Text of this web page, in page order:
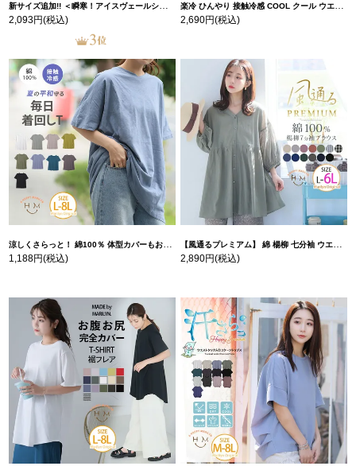
新サイズ追加!! ＜瞬寒！アイスヴェールシリーズ＞ 美脚 ジョガーパンツ 【ウェストゴム】 【ストレッチ】 | 大きいサイズの通販ならハッピーマリリン
2,093円(税込)
楽冷 ひんやり 接触冷感 COOL クール ウエストゴム 楽ちん ストレッチ 美脚 レギパン 【ストレッチ】 | 大きいサイズの通販ならハッピーマリリン
2,690円(税込)
涼しくさらっと！ 綿100％ 体型カバーもお洒落も叶える 風合いコットン ゆるシルエット ドルマン | 大きいサイズの通販ならハッピーマリリン
1,188円(税込)
【風通るプレミアム】 綿 楊柳 七分袖 ウエストギャザー ブラウス | 大きいサイズの通販ならハッピーマリリン
2,890円(税込)